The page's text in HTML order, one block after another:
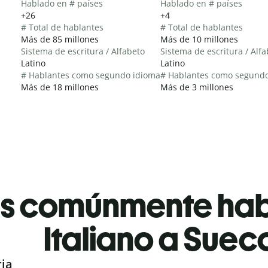
Hablado en # países
+26
# Total de hablantes
Más de 85 millones
Sistema de escritura / Alfabeto
Latino
# Hablantes como segundo idioma
Más de 18 millones
Hablado en # países
+4
# Total de hablantes
Más de 10 millones
Sistema de escritura /
Latino
# Hablantes como
Más de 3 millones
comúnmente
Italiano a